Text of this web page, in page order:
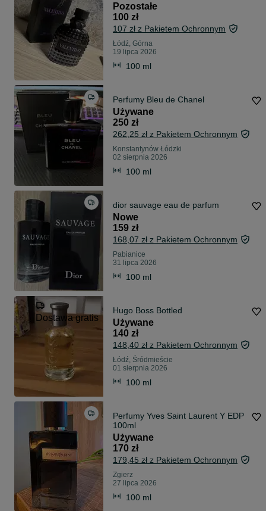
Pozostałe
100 zł
107 zł z Pakietem Ochronnym
Łódź, Górna
19 lipca 2026
100 ml
Perfumy Bleu de Chanel
Używane
250 zł
262,25 zł z Pakietem Ochronnym
Konstantynów Łódzki
02 sierpnia 2026
100 ml
dior sauvage eau de parfum
Nowe
159 zł
168,07 zł z Pakietem Ochronnym
Pabianice
31 lipca 2026
100 ml
Dostawa gratis
Hugo Boss Bottled
Używane
140 zł
148,40 zł z Pakietem Ochronnym
Łódź, Śródmieście
01 sierpnia 2026
100 ml
Perfumy Yves Saint Laurent Y EDP
100ml
Używane
170 zł
179,45 zł z Pakietem Ochronnym
Zgierz
27 lipca 2026
100 ml